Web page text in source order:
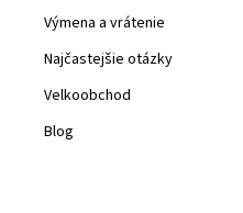
Výmena a vrátenie
Najčastejšie otázky
Velkoobchod
Blog